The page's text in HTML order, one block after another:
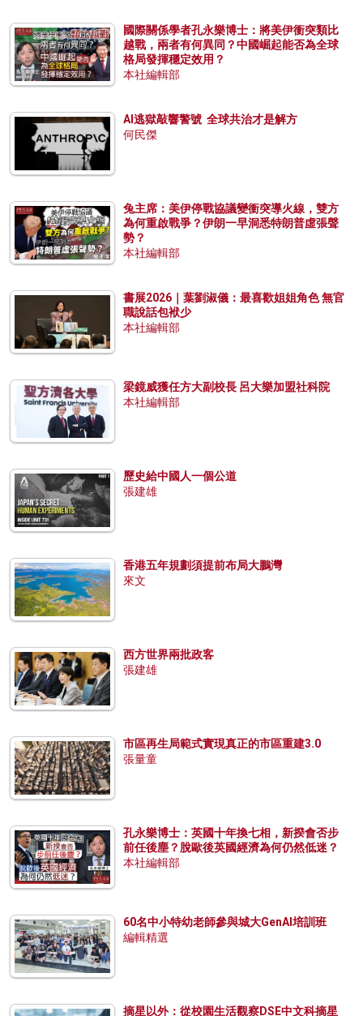
國際關係學者孔永樂博士：將美伊衝突類比
越戰，兩者有何異同？中國崛起能否為全球
格局發揮穩定效用？
本社編輯部
AI逃獄敲響警號 全球共治才是解方
何民傑
兔主席：美伊停戰協議變衝突導火線，雙方
為何重啟戰爭？伊朗一早洞悉特朗普虛張聲
勢？
本社編輯部
書展2026｜葉劉淑儀：最喜歡姐姐角色 無官
職說話包袱少
本社編輯部
梁鏡威獲任方大副校長 呂大樂加盟社科院
本社編輯部
歷史給中國人一個公道
張建雄
香港五年規劃須提前布局大鵬灣
來文
西方世界兩批政客
張建雄
市區再生局範式實現真正的市區重建3.0
張量童
孔永樂博士：英國十年換七相，新揆會否步
前任後塵？脫歐後英國經濟為何仍然低迷？
本社編輯部
60名中小特幼老師參與城大GenAI培訓班
編輯精選
摘星以外：從校園生活觀察DSE中文科摘星